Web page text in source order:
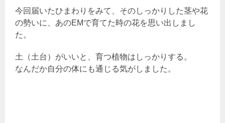
今回届いたひまわりをみて、そのしっかりした茎や花
の勢いに、あのEMで育てた時の花を思い出しまし
た。
土（土台）がいいと、育つ植物はしっかりする。
なんだか自分の体にも通じる気がしました。